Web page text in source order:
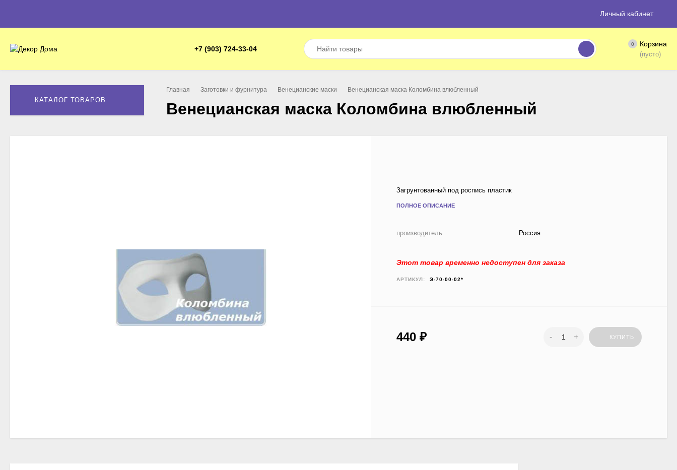
Личный кабинет
+7 (903) 724-33-04
0 Корзина
(пусто)
КАТАЛОГ ТОВАРОВ
Главная Заготовки и фурнитура Венецианские маски Венецианская маска Коломбина влюбленный
Венецианская маска Коломбина влюбленный
Загрунтованный под роспись пластик
ПОЛНОЕ ОПИСАНИЕ
производитель Россия
Этот товар временно недоступен для заказа
АРТИКУЛ: Э-70-00-02*
440₽ - + КУПИТЬ